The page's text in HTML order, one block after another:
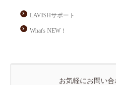
LAVISHサポート
What's NEW！
お気軽にお問い合